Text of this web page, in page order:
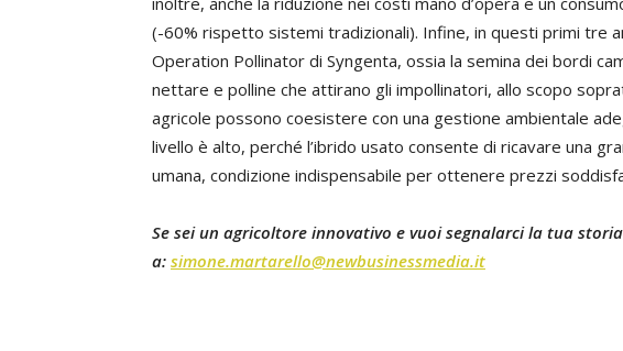
(-60% rispetto sistemi tradizionali). Infine, in questi primi tre
Operation Pollinator di Syngenta, ossia la semina dei bordi
nettare e polline che attirano gli impollinatori, allo scopo
agricole possono coesistere con una gestione ambientale
livello è alto, perché l’ibrido usato consente di ricavare una
umana, condizione indispensabile per ottenere prezzi
Se sei un agricoltore innovativo e vuoi segnalarci la tua
a: simone.martarello@newbusinessmedia.it